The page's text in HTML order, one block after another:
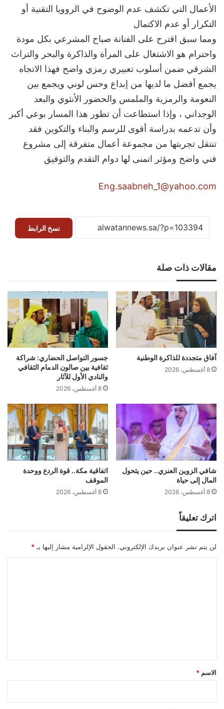
الأعمال التي تكشف عدم الوضوح في الروويا التقنية أو
التكرار أو عدم الاكتمال
ومما سبق اقترح على الفنانة صباح المشرعي بكل مودة
واحترام هو الاشتغال على المرأة والذاكرة والبحر والتراث
الشرقي ضمن أسلوب تعبيري رمزي واضح فهذا الاتجاه
يجمع أفضل ما لديها من إبداع وحس لوني ويجمع بين
النعومة والرمزية والملمس والحضور الأنثوي والبعد
الوجداني ، وإذا استطاعت أن تطور هذا المسار بوعي أكبر
وأن تدعمه بدراسة أقوى للرسم والبناء والتكوين فقد
تنتقل تجربتها من مجموعة أعمال متفرقة إلى مشروع
فني واضح ومؤثر اتمنى لها دوام التقدم والتوفيق
Eng.saabneh_1@yahoo.com
نسخ الرابط
مقالات ذات صلة
آفاق متجددة للذاكرة الوطنية
8 أغسطس، 2026
جسور التواصل الحضاري: شراكة
ثقافية بين صالون الدمام الثقافي
والنادي الأول للآثار
8 أغسطس، 2026
شافي الزوين العنزي.. حين يتحول
المال إلى حياة
8 أغسطس، 2026
اتفاقية مكة.. قوة الردع ووحدة
الموقف
8 أغسطس، 2026
اترك تعليقاً
لن يتم نشر عنوان بريدك الإلكتروني. الحقول الإلزامية مشار إليها بـ *
*
الاسم *